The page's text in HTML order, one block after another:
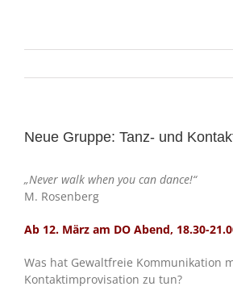
Neue Gruppe: Tanz- und
„Never walk when you can dance!“
M. Rosenberg
Ab 12. März am DO Abend, 18.30-
Was hat Gewaltfreie Kommunikation
Kontaktimprovisation zu tun?